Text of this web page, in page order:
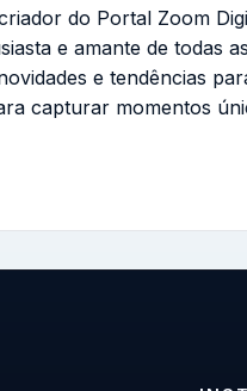
do Portal Zoom
e amante de todas
e tendências
capturar momentos